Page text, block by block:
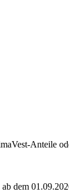
Anteile
dem